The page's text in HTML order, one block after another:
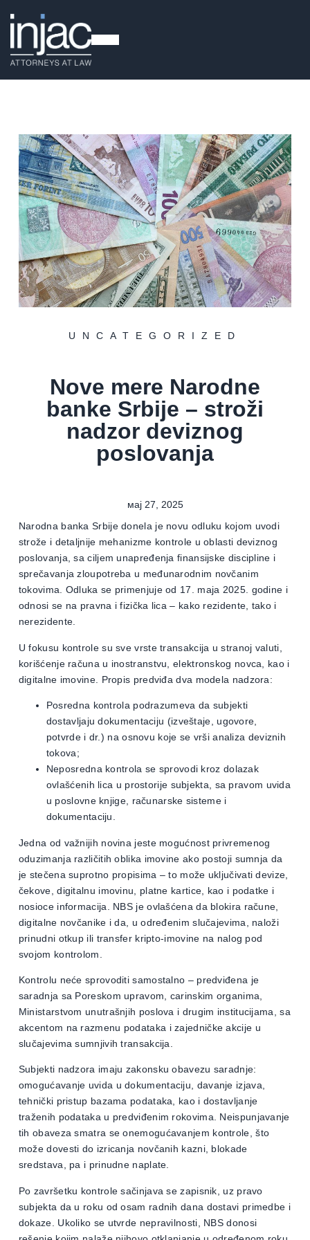
UNCATEGORIZED
Nove mere Narodne
banke Srbije – stroži
nadzor deviznog
poslovanja
мај 27, 2025
Narodna banka Srbije donela je novu odluku kojom uvodi
strože i detaljnije mehanizme kontrole u oblasti deviznog
poslovanja, sa ciljem unapređenja finansijske discipline i
sprečavanja zloupotreba u međunarodnim novčanim
tokovima. Odluka se primenjuje od 17. maja 2025. godine i
odnosi se na pravna i fizička lica – kako rezidente, tako i
nerezidente.
U fokusu kontrole su sve vrste transakcija u stranoj valuti,
korišćenje računa u inostranstvu, elektronskog novca, kao i
digitalne imovine. Propis predviđa dva modela nadzora:
Posredna kontrola podrazumeva da subjekti
dostavljaju dokumentaciju (izveštaje, ugovore,
potvrde i dr.) na osnovu koje se vrši analiza deviznih
tokova;
Neposredna kontrola se sprovodi kroz dolazak
ovlašćenih lica u prostorije subjekta, sa pravom uvida
u poslovne knjige, računarske sisteme i
dokumentaciju.
Jedna od važnijih novina jeste mogućnost privremenog
oduzimanja različitih oblika imovine ako postoji sumnja da
je stečena suprotno propisima – to može uključivati devize,
čekove, digitalnu imovinu, platne kartice, kao i podatke i
nosioce informacija. NBS je ovlašćena da blokira račune,
digitalne novčanike i da, u određenim slučajevima, naloži
prinudni otkup ili transfer kripto-imovine na nalog pod
svojom kontrolom.
Kontrolu neće sprovoditi samostalno – predviđena je
saradnja sa Poreskom upravom, carinskim organima,
Ministarstvom unutrašnjih poslova i drugim institucijama, sa
akcentom na razmenu podataka i zajedničke akcije u
slučajevima sumnjivih transakcija.
Subjekti nadzora imaju zakonsku obavezu saradnje:
omogućavanje uvida u dokumentaciju, davanje izjava,
tehnički pristup bazama podataka, kao i dostavljanje
traženih podataka u predviđenim rokovima. Neispunjavanje
tih obaveza smatra se onemogućavanjem kontrole, što
može dovesti do izricanja novčanih kazni, blokade
sredstava, pa i prinudne naplate.
Po završetku kontrole sačinjava se zapisnik, uz pravo
subjekta da u roku od osam radnih dana dostavi primedbe i
dokaze. Ukoliko se utvrde nepravilnosti, NBS donosi